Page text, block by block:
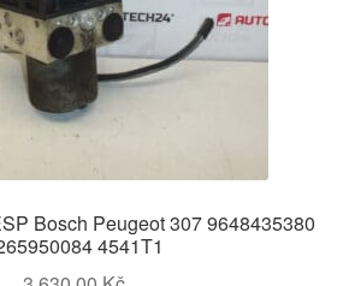
Bosch Peugeot 307 9648435380
4541T1